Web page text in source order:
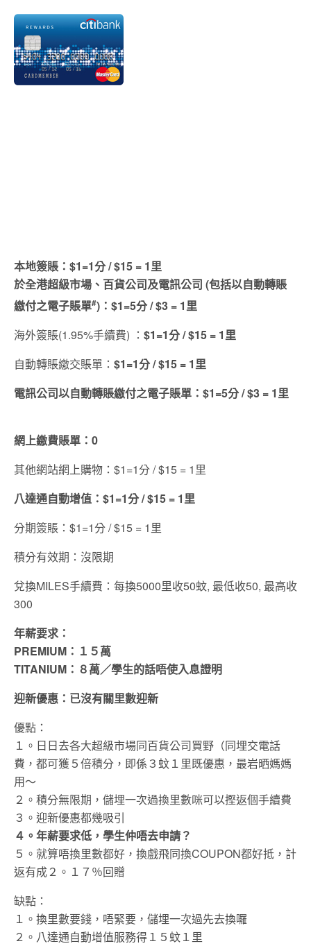
本地簽賬：$1=1分 / $15 = 1里
於全港超級市場、百貨公司及電訊公司 (包括以自動轉賬
繳付之電子賬單#)： $1=5分 / $3 = 1里
海外簽賬(1.95%手續費) ： $1=1分 / $15 = 1里
自動轉賬繳交賬單： $1=1分 / $15 = 1里
電訊公司以自動轉賬繳付之電子賬單： $1=5分 / $3 = 1里
網上繳費賬單：0
其他網站網上購物：$1=1分 / $15 = 1里
八達通自動增值： $1=1分 / $15 = 1里
分期簽賬：$1=1分 / $15 = 1里
積分有效期：沒限期
兌換MILES手續費：每換5000里收50蚊, 最低收50, 最高收
300
年薪要求：
PREMIUM：１５萬
TITANIUM：８萬／學生的話唔使入息證明
迎新優惠：已沒有關里數迎新
優點：
１。日日去各大超級市場同百貨公司買野（同埋交電話
費，都可獲５倍積分，即係３蚊１里既優惠，最岩晒媽媽
用～
２。積分無限期，儲埋一次過換里數咪可以摼返個手續費
３。迎新優惠都幾吸引
４。年薪要求低，學生仲唔去申請？
５。就算唔換里數都好，換戲飛同換COUPON都好抵，計
返有成２。１７％回贈
缺點：
１。換里數要錢，唔緊要，儲埋一次過先去換囉
２。八達通自動增值服務得１５蚊１里